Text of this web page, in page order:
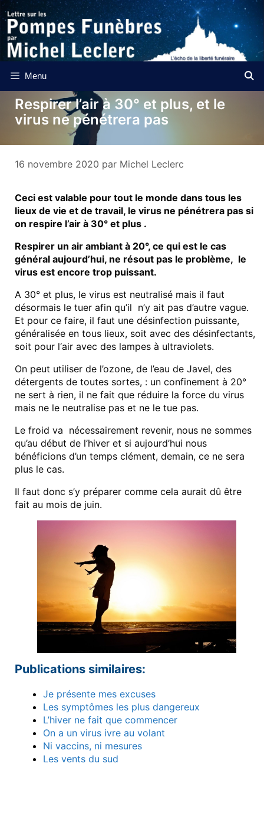
Aller
au
contenu
Menu
Respirer l’air à 30° et plus, et le
virus ne pénétrera pas
16 novembre 2020 par Michel Leclerc
Ceci est valable pour tout le monde dans tous les
lieux de vie et de travail, le virus ne pénétrera pas si
on respire l’air à 30° et plus .
Respirer un air ambiant à 20°, ce qui est le cas
général aujourd’hui, ne résout pas le problème, le
virus est encore trop puissant.
A 30° et plus, le virus est neutralisé mais il faut
désormais le tuer afin qu’il n’y ait pas d’autre vague.
Et pour ce faire, il faut une désinfection puissante,
généralisée en tous lieux, soit avec des désinfectants,
soit pour l‘air avec des lampes à ultraviolets.
On peut utiliser de l’ozone, de l’eau de Javel, des
détergents de toutes sortes, : un confinement à 20°
ne sert à rien, il ne fait que réduire la force du virus
mais ne le neutralise pas et ne le tue pas.
Le froid va nécessairement revenir, nous ne sommes
qu’au début de l’hiver et si aujourd’hui nous
bénéficions d’un temps clément, demain, ce ne sera
plus le cas.
Il faut donc s’y préparer comme cela aurait dû être
fait au mois de juin.
Publications similaires:
Je présente mes excuses
Les symptômes les plus dangereux
L’hiver ne fait que commencer
On a un virus ivre au volant
Ni vaccins, ni mesures
Les vents du sud